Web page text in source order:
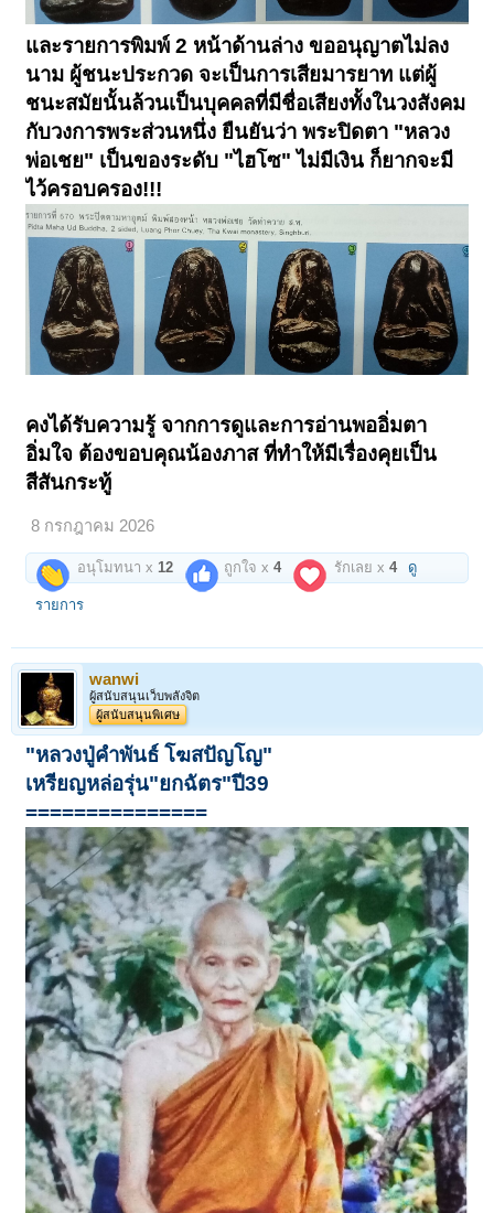
และรายการพิมพ์ 2 หน้าด้านล่าง ขออนุญาตไม่ลง
นาม ผู้ชนะประกวด จะเป็นการเสียมารยาท แต่ผู้
ชนะสมัยนั้นล้วนเป็นบุคคลที่มีชื่อเสียงทั้งในวงสังคม
กับวงการพระส่วนหนึ่ง ยืนยันว่า พระปิดตา "หลวง
พ่อเชย" เป็นของระดับ "ไฮโซ" ไม่มีเงิน ก็ยากจะมี
ไว้ครอบครอง!!!
คงได้รับความรู้ จากการดูและการอ่านพออิ่มตา
อิ่มใจ ต้องขอบคุณน้องภาส ที่ทำให้มีเรื่องคุยเป็น
สีสันกระทู้
8 กรกฎาคม 2026
อนุโมทนา x 12 ถูกใจ x4 รักเลย x4 ดู
รายการ
wanwi
ผู้สนับสนุนเว็บพลังจิต
ผู้สนับสนุนพิเศษ
"หลวงปู่คำพันธ์ โฆสปัญโญ"
เหรียญหล่อรุ่น"ยกฉัตร"ปี39
===============